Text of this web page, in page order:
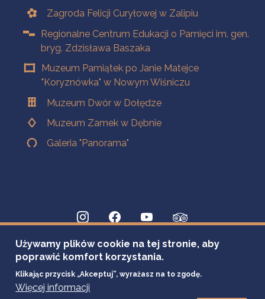
Zagroda Felicji Curyłowej w Zalipiu
Regionalne Centrum Edukacji o Pamięci im. gen.
bryg. Zdzisława Baszaka
Muzeum Pamiątek po Janie Matejce
"Koryznówka" w Nowym Wiśniczu
Muzeum Dwór w Dołędze
Muzeum Zamek w Dębnie
Galeria "Panorama"
Używamy plików cookie na tej stronie, aby
poprawić komfort korzystania.
Klikając przycisk „Akceptuj”, wyrażasz na to zgodę.
Więcej informacji